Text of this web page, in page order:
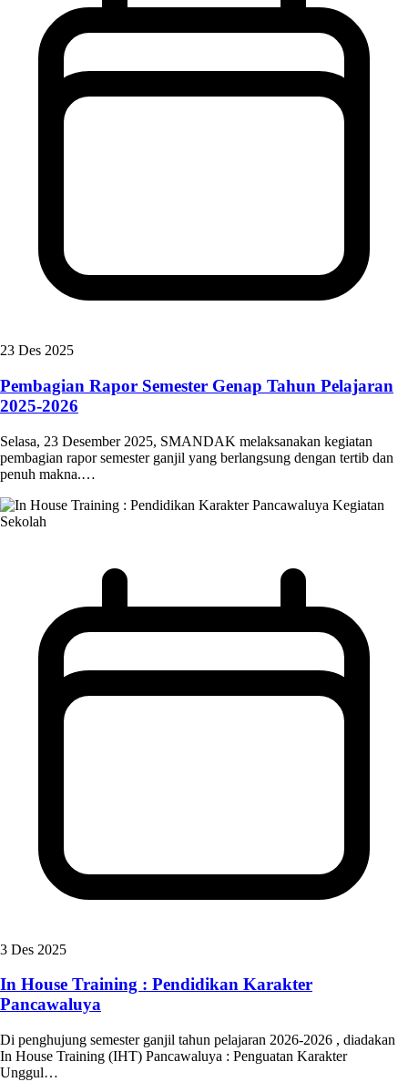
23 Des 2025
Pembagian Rapor Semester Genap Tahun Pelajaran
2025-2026
Selasa, 23 Desember 2025, SMANDAK melaksanakan kegiatan
pembagian rapor semester ganjil yang berlangsung dengan tertib dan
penuh makna.…
Kegiatan
Sekolah
3 Des 2025
In House Training : Pendidikan Karakter
Pancawaluya
Di penghujung semester ganjil tahun pelajaran 2026-2026 , diadakan
In House Training (IHT) Pancawaluya : Penguatan Karakter
Unggul…